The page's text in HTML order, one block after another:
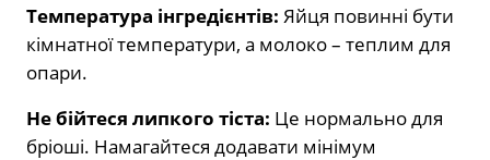
Температура інгредієнтів: Яйця повинні бути
кімнатної температури, а молоко – теплим для
опари.
Не бійтеся липкого тіста: Це нормально для
бріоші. Намагайтеся додавати мінімум